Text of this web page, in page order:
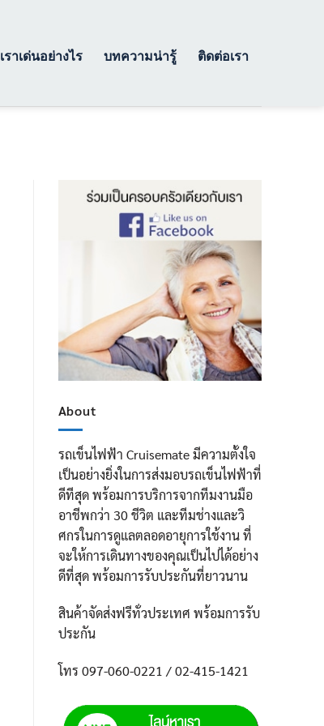
เราเด่นอย่างไร บทความน่ารู้ ติดต่อเรา
About
รถเข็นไฟฟ้า Cruisemate มีความตั้งใจ
เป็นอย่างยิ่งในการส่งมอบรถเข็นไฟฟ้าที่
ดีทีสุด พร้อมการบริการจากทีมงานมือ
อาชีพกว่า 30 ชีวิต และทีมช่างและวิ
ศกรในการดูแลตลอดอายุการใช้งาน ที่
จะให้การเดินทางของคุณเป็นไปได้อย่าง
ดีที่สุด พร้อมการรับประกันที่ยาวนาน
สินค้าจัดส่งฟรีทั่วประเทศ พร้อมการรับ
ประกัน
โทร 097-060-0221 / 02-415-1421